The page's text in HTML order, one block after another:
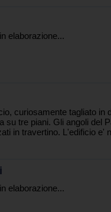
elaborazione...
curiosamente tagliato in
su tre piani. Gli angoli del
in travertino. L'edificio e'
elaborazione...